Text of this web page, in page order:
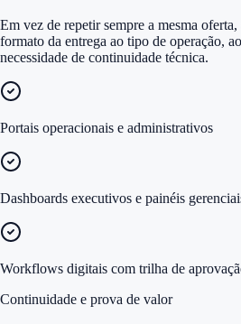
Em vez de repetir sempre a mesma
formato da entrega ao tipo de operação,
necessidade de continuidade técnica.
Portais operacionais e administrativos
Dashboards executivos e painéis
Workflows digitais com trilha de
Continuidade e prova de valor